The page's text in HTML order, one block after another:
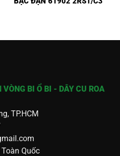
BI Ổ BI - DÂY CU ROA
TP.HCM
Quốc